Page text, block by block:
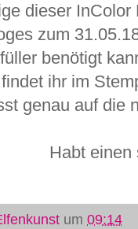
dieser
zum
benötigt
ihr im
genau auf die
Habt einen
um 09:14